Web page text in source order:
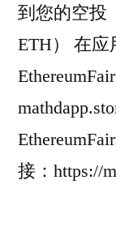
到您的空投
ETH） 在
接：https://